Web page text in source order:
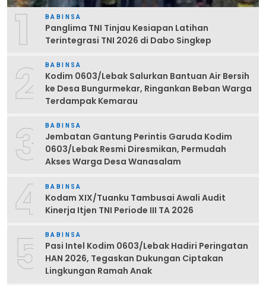
1 BABINSA
Panglima TNI Tinjau Kesiapan Latihan
Terintegrasi TNI 2026 di Dabo Singkep
2 BABINSA
Kodim 0603/Lebak Salurkan Bantuan Air Bersih
ke Desa Bungurmekar, Ringankan Beban Warga
Terdampak Kemarau
3 BABINSA
Jembatan Gantung Perintis Garuda Kodim
0603/Lebak Resmi Diresmikan, Permudah
Akses Warga Desa Wanasalam
4 BABINSA
Kodam XIX/Tuanku Tambusai Awali Audit
Kinerja Itjen TNI Periode III TA 2026
5 BABINSA
Pasi Intel Kodim 0603/Lebak Hadiri Peringatan
HAN 2026, Tegaskan Dukungan Ciptakan
Lingkungan Ramah Anak